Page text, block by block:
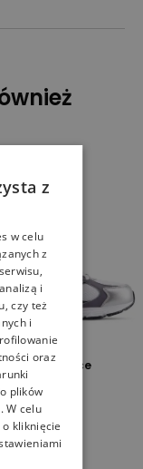
New Balance
białe
z
w celu
z
i
czy też
i
oraz
plików
W celu
kliknięcie